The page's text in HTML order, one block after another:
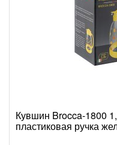
Кувшин Brocca-1800
пластиковая ручка